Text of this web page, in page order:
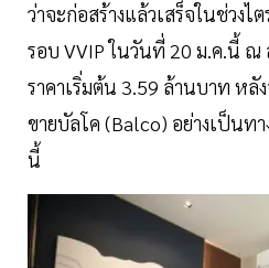
ว่าจะก่อสร้างแล้วเสร็จในช่วงไ
รอบ VVIP ในวันที่ 20 ม.ค.นี้ ณ
ราคาเริ่มต้น 3.59 ล้านบาท หลั
ขายบัลโค (Balco) อย่างเป็นท
นี้